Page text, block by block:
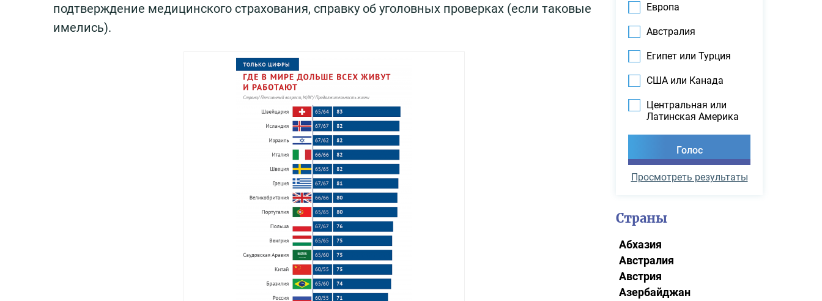
подтверждение медицинского страхования, справку об уголовных проверках (если таковые
имелись).
Европа
Австралия
Египет или Турция
США или Канада
Центральная или
Латинская Америка
Просмотреть результаты
Страны
Абхазия
Австралия
Австрия
Азербайджан